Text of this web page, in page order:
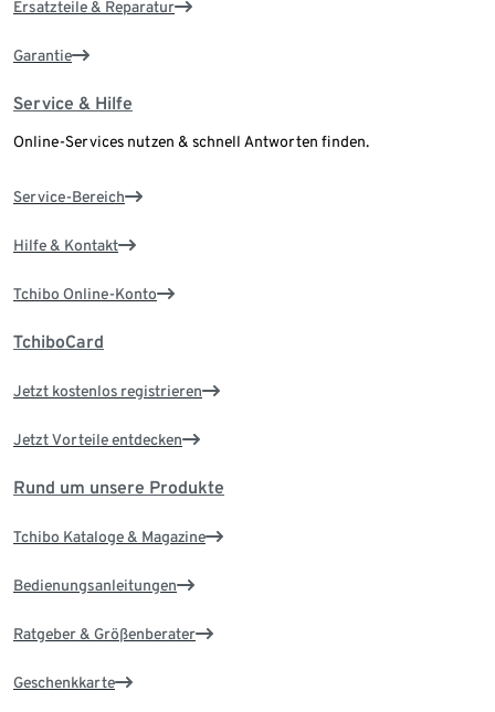
Ersatzteile & Reparatur
Garantie
Service & Hilfe
Online-Services nutzen & schnell Antworten finden.
Service-Bereich
Hilfe & Kontakt
Tchibo Online-Konto
TchiboCard
Jetzt kostenlos registrieren
Jetzt Vorteile entdecken
Rund um unsere Produkte
Tchibo Kataloge & Magazine
Bedienungsanleitungen
Ratgeber & Größenberater
Geschenkkarte